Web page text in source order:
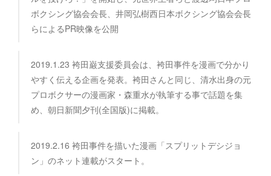
ボクシング協会会長、井岡弘樹西日本ボクシング協会会長
らによるPR映像を公開
2019.1.23 袴田巌支援委員会は、袴田事件を漫画で分かり
やすく伝える企画を発表。袴田さんと同じ、清水出身の元
プロボクサーの漫画家・森重水が執筆する事で話題を集
め、朝日新聞夕刊(全国版)に掲載。
2019.2.16 袴田事件を描いた漫画「スプリットデシジョ
ン」のネット連載がスタート。